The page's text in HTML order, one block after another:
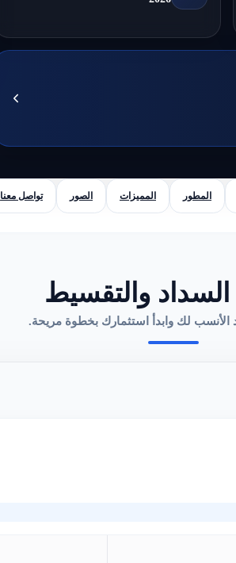
المطور المميزات الصور تواصل معنا
السداد والتقسيط
الأنسب لك وابدأ استثمارك بخطوة مريحة.